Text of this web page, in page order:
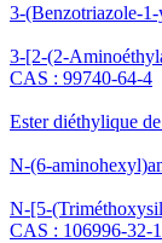
3-(Benzotriazole-
3-[2-(2-
CAS : 99740-64-4
Ester diéthylique
N-(6-
N-[5-
CAS : 106996-32-1